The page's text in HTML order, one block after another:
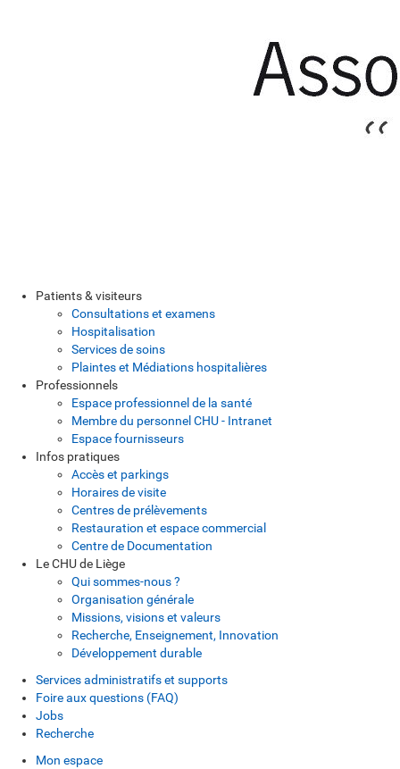
Patients & visiteurs
Consultations et examens
Hospitalisation
Services de soins
Plaintes et Médiations hospitalières
Professionnels
Espace professionnel de la santé
Membre du personnel CHU - Intranet
Espace fournisseurs
Infos pratiques
Accès et parkings
Horaires de visite
Centres de prélèvements
Restauration et espace commercial
Centre de Documentation
Le CHU de Liège
Qui sommes-nous ?
Organisation générale
Missions, visions et valeurs
Recherche, Enseignement, Innovation
Développement durable
Services administratifs et supports
Foire aux questions (FAQ)
Jobs
Recherche
Mon espace